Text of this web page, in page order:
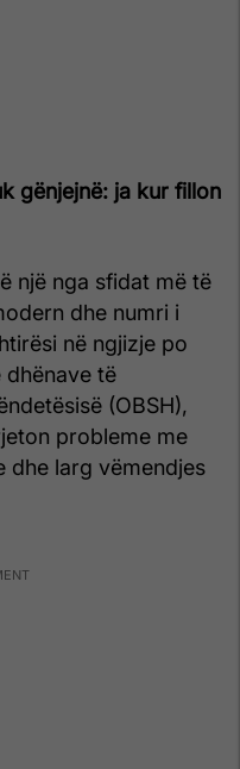
gënjejnë: ja kur fillon
një nga sfidat më të
dhe numri i
në ngjizje po
dhënave të
(OBSH),
probleme me
dhe larg vëmendjes